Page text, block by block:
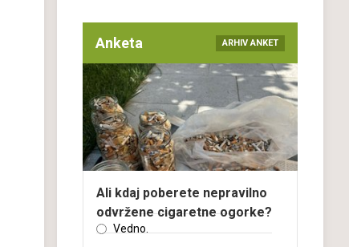
Anketa ARHIV ANKET
Ali kdaj poberete nepravilno
odvržene cigaretne ogorke?
Vedno.